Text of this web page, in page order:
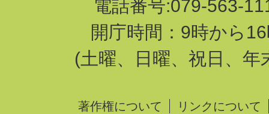
電話番号:079-563-
開庁時間：9時から
(土曜、日曜、祝日、年
著作権について リンクについて